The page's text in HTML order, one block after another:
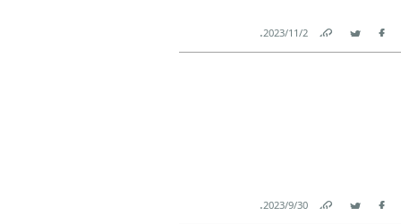
Facebook
Twitter
Link
2‏/11‏/2023
.
30‏/9‏/2023
.